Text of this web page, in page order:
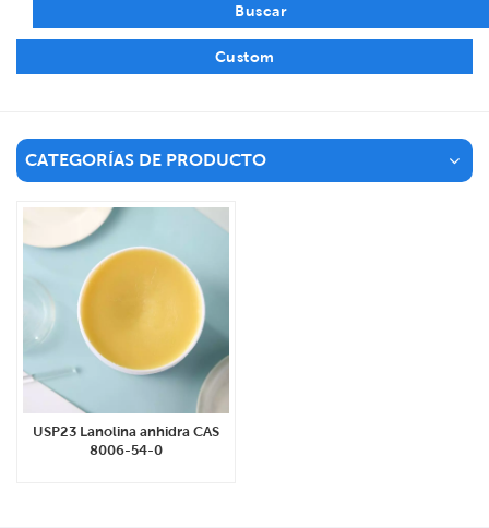
Buscar
Custom
CATEGORÍAS DE PRODUCTO
USP23 Lanolina anhidra CAS
8006-54-0